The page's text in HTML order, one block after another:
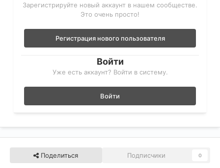
Зарегистрируйте новый аккаунт в нашем сообществе.
Это очень просто!
Регистрация нового пользователя
Войти
Уже есть аккаунт? Войти в систему.
Войти
Поделиться Подписчики 0